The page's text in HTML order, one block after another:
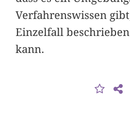
Verfahrenswissen
Einzelfall
kann.